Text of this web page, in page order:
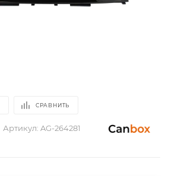
СРАВНИТЬ
Артикул: AG-264281